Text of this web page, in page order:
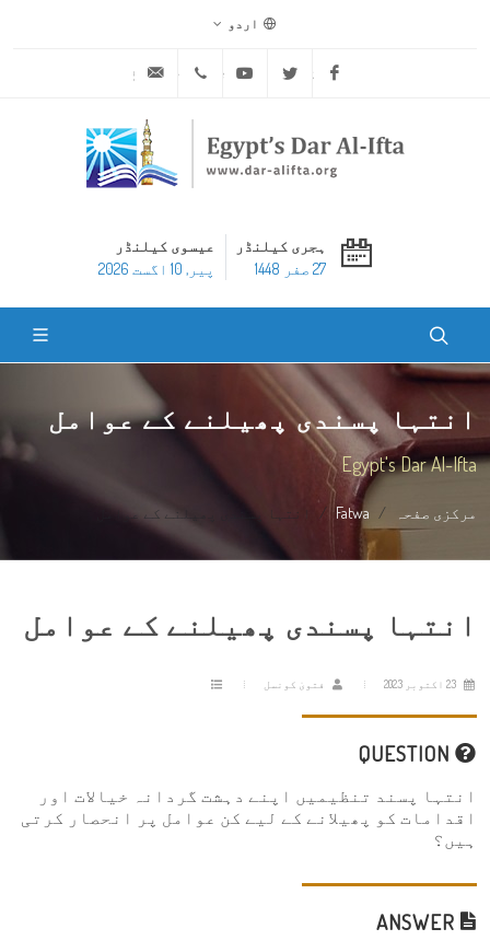
اردو
Facebook
Twitter
Youtube
ہجری کیلنڈر
27 صفر 1448
عیسوی کیلنڈر
پير, 10 اگست 2026
انتہا پسندی پھیلنے کے عوامل
Egypt's Dar Al-Ifta
مرکزی صفحہ Fatwa انتہا پسندی پھیلنے کے عوامل
انتہا پسندی پھیلنے کے عوامل
فتویٰ کونسل
انتہا پسند تنظیمیں اپنے دہشت گردانہ خیالات اور
اقدامات کو پھیلانے کے لیے کن عوامل پر انحصار کرتی
ہیں؟